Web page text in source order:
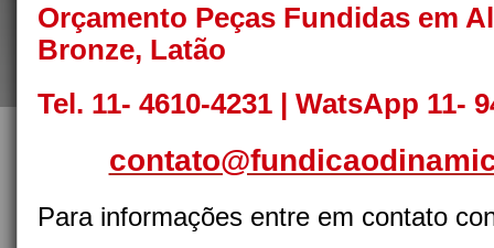
Orçamento Peças Fundidas em
Bronze, Latão
Tel. 11- 4610-4231 | WatsApp 11-
Para informações entre em contato